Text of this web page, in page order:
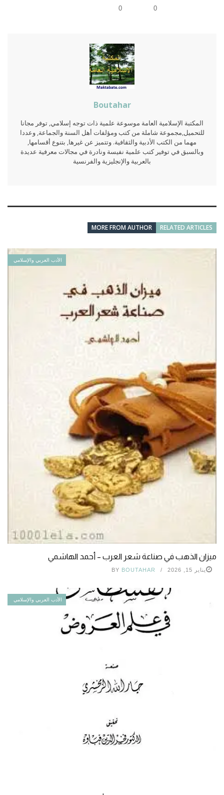
0
0
Boutahar
المكتبة الإسلامية العامة موسوعة علمية ذات توجه إسلامي, توفر مجانا
للتحميل,مجموعة شاملة من كتب ومؤلفات أهل السنة والجماعة, وعددا
مهما من الكتب الأدبية والثقافية. وتتميز عن غيرها, بتنوع أقسامها,
وبالسبق في توفير كتب علمية نفيسة ونادرة في مجالات معرفية عديدة
بالعربية والإنجليزية والفرنسية
RELATED ARTICLES
MORE FROM AUTHOR
الأدب العربي والإسلامي
ميزان الذهب في صناعة شعر العرب – أحمد الهاشمي
يناير 15, 2026 BY BOUTAHAR
الأدب العربي والإسلامي